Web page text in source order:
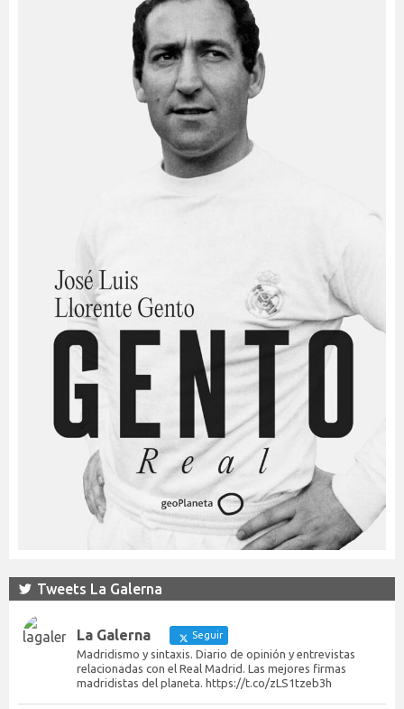
Tweets La Galerna
La Galerna Seguir
Madridismo y sintaxis. Diario de opinión y entrevistas
relacionadas con el Real Madrid. Las mejores firmas
madridistas del planeta. https://t.co/zLS1tzeb3h